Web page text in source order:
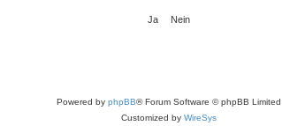
Powered by phpBB® Forum Software © phpBB Limited
Customized by WireSys